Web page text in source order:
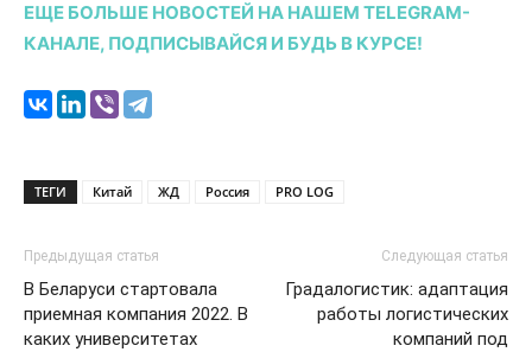
ЕЩЕ БОЛЬШЕ НОВОСТЕЙ НА НАШЕМ TELEGRAM-
КАНАЛЕ, ПОДПИСЫВАЙСЯ И БУДЬ В КУРСЕ!
ТЕГИ Китай ЖД Россия PRO LOG
Предыдущая статья
В Беларуси стартовала
приемная компания 2022. В
каких университетах
Следующая статья
Градалогистик: адаптация
работы логистических
компаний под